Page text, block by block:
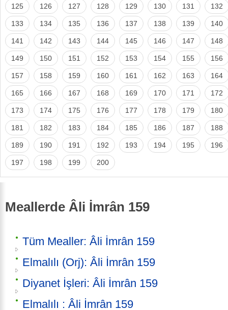
125 126 127 128 129 130 131 132
133 134 135 136 137 138 139 140
141 142 143 144 145 146 147 148
149 150 151 152 153 154 155 156
157 158 159 160 161 162 163 164
165 166 167 168 169 170 171 172
173 174 175 176 177 178 179 180
181 182 183 184 185 186 187 188
189 190 191 192 193 194 195 196
197 198 199 200
Meallerde Âli İmrân 159
Tüm Mealler: Âli İmrân 159
Elmalılı (Orj): Âli İmrân 159
Diyanet İşleri: Âli İmrân 159
Elmalılı : Âli İmrân 159